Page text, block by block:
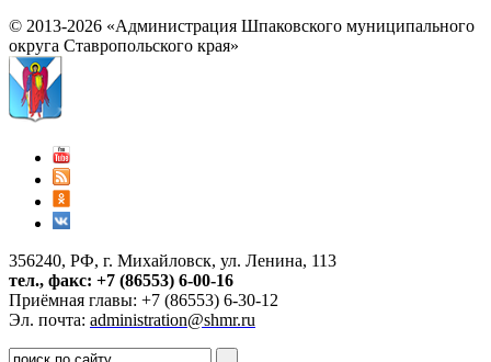
© 2013-2026 «Администрация Шпаковского муниципального
округа Ставропольского края»
356240, РФ, г. Михайловск, ул. Ленина, 113
тел., факс: +7 (86553) 6-00-16
Приёмная главы: +7 (86553) 6-30-12
Эл. почта: administration@shmr.ru